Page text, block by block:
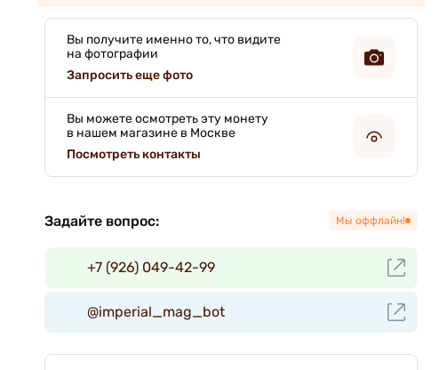
Вы получите именно то, что видите
на фотографии
Запросить еще фото
Вы можете осмотреть эту монету
в нашем магазине в Москве
Посмотреть контакты
Задайте вопрос: Мы оффлайн!
+7 (926) 049-42-99
@imperial_mag_bot